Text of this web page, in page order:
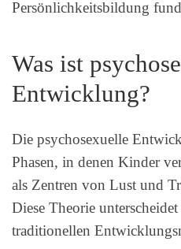
Persönlichkeitsbildung
Was ist
Entwicklung?
Die psychosexuelle
Phasen, in denen Kinder
als Zentren von Lust und
Diese Theorie
traditionellen